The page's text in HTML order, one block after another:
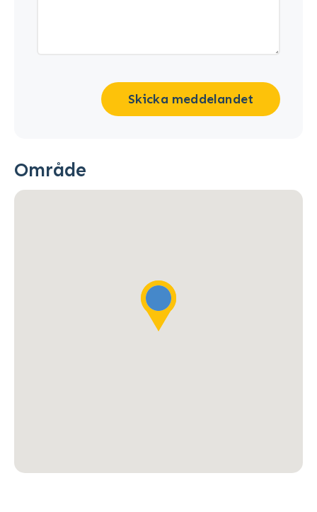
Skicka meddelandet
Område